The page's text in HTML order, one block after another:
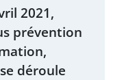
2021,
prévention
déroule